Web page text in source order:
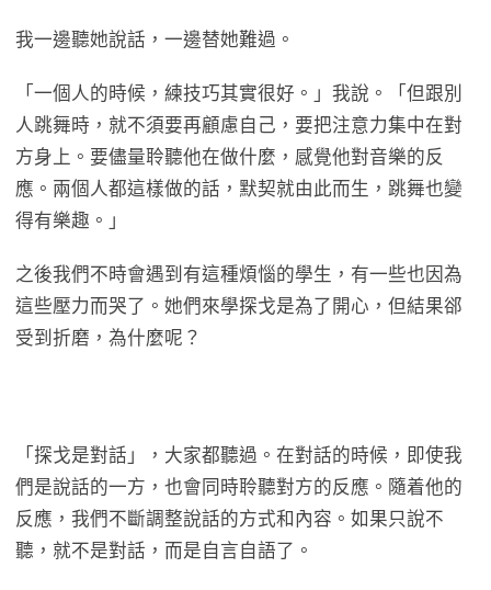
我一邊聽她說話，一邊替她難過。
「一個人的時候，練技巧其實很好。」我說。「但跟別
人跳舞時，就不須要再顧慮自己，要把注意力集中在對
方身上。要儘量聆聽他在做什麼，感覺他對音樂的反
應。兩個人都這樣做的話，默契就由此而生，跳舞也變
得有樂趣。」
之後我們不時會遇到有這種煩惱的學生，有一些也因為
這些壓力而哭了。她們來學探戈是為了開心，但結果郤
受到折磨，為什麼呢？
「探戈是對話」，大家都聽過。在對話的時候，即使我
們是說話的一方，也會同時聆聽對方的反應。隨着他的
反應，我們不斷調整說話的方式和內容。如果只說不
聽，就不是對話，而是自言自語了。